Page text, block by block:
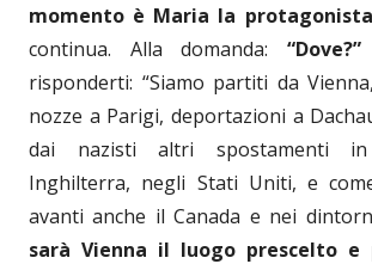
momento è Maria la
continua. Alla domanda: “Dove?”
risponderti: “Siamo partiti da
nozze a Parigi, deportazioni a
dai nazisti altri spostamenti
Inghilterra, negli Stati Uniti, e
avanti anche il Canada e nei
sarà Vienna il luogo prescelto